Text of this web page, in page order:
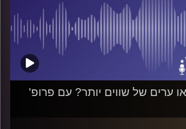
ערים של שווים יותר? עם פרופ'